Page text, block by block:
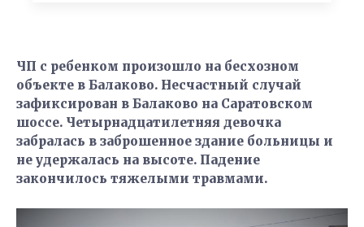
ЧП с ребенком произошло на бесхозном
объекте в Балаково. Несчастный случай
зафиксирован в Балаково на Саратовском
шоссе. Четырнадцатилетняя девочка
забралась в заброшенное здание больницы и
не удержалась на высоте. Падение
закончилось тяжелыми травмами.